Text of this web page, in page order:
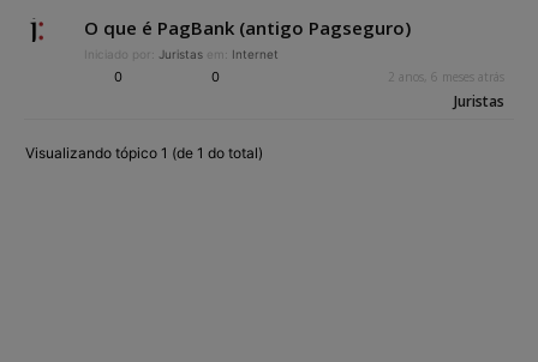
O que é PagBank (antigo Pagseguro)
Iniciado por: Juristas em: Internet
0 0 2 anos, 6 meses atrás
Juristas
Visualizando tópico 1 (de 1 do total)